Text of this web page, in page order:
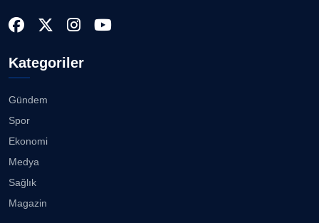
Kategoriler
Gündem
Spor
Ekonomi
Medya
Sağlık
Magazin